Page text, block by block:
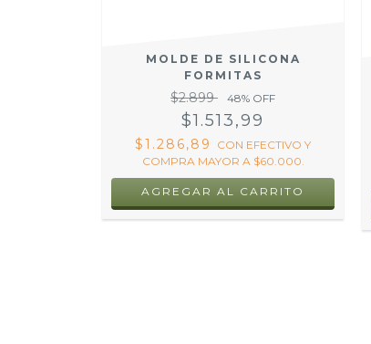
MOLDE DE SILICONA
FORMITAS
$2.899 48% OFF
$1.513,99
$1.286,89 CON EFECTIVO Y
COMPRA MAYOR A $60.000.
AGREGAR AL CARRITO